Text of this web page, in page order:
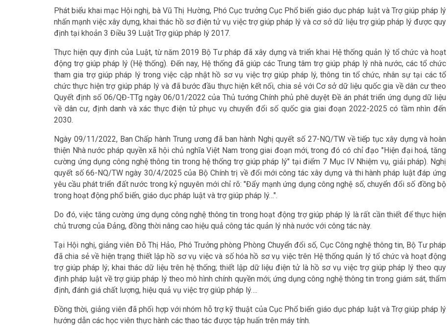
Phát biểu khai mạc Hội nghị, bà Vũ Thị Hường, Phó Cục trưởng Cục Phổ biến giáo dục pháp luật và Trợ giúp pháp lý
nhấn mạnh việc xây dựng, khai thác hồ sơ điện tử vụ việc trợ giúp pháp lý và cơ sở dữ liệu trợ giúp pháp lý được quy
định tại khoản 3 Điều 39 Luật Trợ giúp pháp lý 2017.
Thực hiện quy định của Luật, từ năm 2019 Bộ Tư pháp đã xây dựng và triển khai Hệ thống quản lý tổ chức và hoạt
động trợ giúp pháp lý (Hệ thống). Đến nay, Hệ thống đã giúp các Trung tâm trợ giúp pháp lý nhà nước, các tổ chức
tham gia trợ giúp pháp lý trong việc cập nhật hồ sơ vụ việc trợ giúp pháp lý, thông tin tổ chức, nhân sự tại các tổ
chức thực hiện trợ giúp pháp lý và đã bước đầu thực hiện kết nối, chia sẻ với Cơ sở dữ liệu quốc gia về dân cư theo
Quyết định số 06/QĐ-TTg ngày 06/01/2022 của Thủ tướng Chính phủ phê duyệt Đề án phát triển ứng dụng dữ liệu
về dân cư, định danh và xác thực điện tử phục vụ chuyển đổi số quốc gia giai đoạn 2022-2025 có tầm nhìn đến
2030.
Ngày 09/11/2022, Ban Chấp hành Trung ương đã ban hành Nghị quyết số 27-NQ/TW về tiếp tục xây dựng và hoàn
thiện Nhà nước pháp quyền xã hội chủ nghĩa Việt Nam trong giai đoạn mới, trong đó có chỉ đạo "Hiện đại hoá, tăng
cường ứng dụng công nghệ thông tin trong hệ thống trợ giúp pháp lý" tại điểm 7 Mục IV Nhiệm vụ, giải pháp). Nghị
quyết số 66-NQ/TW ngày 30/4/2025 của Bộ Chính trị về đổi mới công tác xây dựng và thi hành pháp luật đáp ứng
yêu cầu phát triển đất nước trong kỷ nguyên mới chỉ rõ: "Đẩy mạnh ứng dụng công nghệ số, chuyển đổi số đồng bộ
trong hoạt động phổ biến, giáo dục pháp luật và trợ giúp pháp lý…".
Do đó, việc tăng cường ứng dụng công nghệ thông tin trong hoạt động trợ giúp pháp lý là rất cần thiết để thực hiện
chủ trương của Đảng, đồng thời nâng cao hiệu quả công tác quản lý nhà nước với công tác này.
Tại Hội nghị, giảng viên Đỗ Thị Hảo, Phó Trưởng phòng Phòng Chuyển đổi số, Cục Công nghệ thông tin, Bộ Tư pháp
đã chia sẻ về hiện trạng thiết lập hồ sơ vụ việc và số hóa hồ sơ vụ việc trên Hệ thống quản lý tổ chức và hoạt động
trợ giúp pháp lý; khai thác dữ liệu trên hệ thống; thiết lập dữ liệu điện tử là hồ sơ vụ việc trợ giúp pháp lý theo quy
định pháp luật về trợ giúp pháp lý theo mô hình chính quyền mới; ứng dụng công nghệ thông tin trong giám sát, thẩm
định, đánh giá chất lượng, hiệu quả vụ việc trợ giúp pháp lý….
Đồng thời, giảng viên đã phối hợp với nhóm hỗ trợ kỹ thuật của Cục Phổ biến giáo dục pháp luật và Trợ giúp pháp lý
hướng dẫn các học viên thực hành các thao tác được tập huấn trên máy tính.